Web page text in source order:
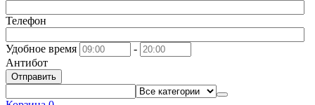
Телефон
Удобное время
-
Антибот
Отправить